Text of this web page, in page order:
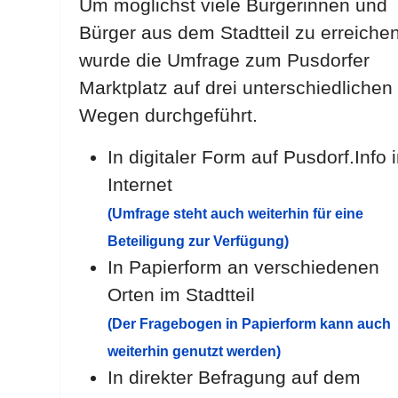
Um möglichst viele Bürgerinnen und
Bürger aus dem Stadtteil zu
wurde die Umfrage zum Pusdorfer
Marktplatz auf drei unterschiedlichen
Wegen durchgeführt.
In digitaler Form auf Pusdorf.Info
Internet
(Umfrage steht auch weiterhin für eine
Beteiligung zur Verfügung)
In Papierform an verschiedenen
Orten im Stadtteil
(Der Fragebogen in Papierform kann auch
weiterhin genutzt werden)
In direkter Befragung auf dem